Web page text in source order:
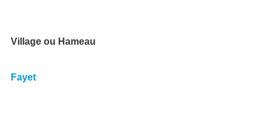
Village ou Hameau
Fayet